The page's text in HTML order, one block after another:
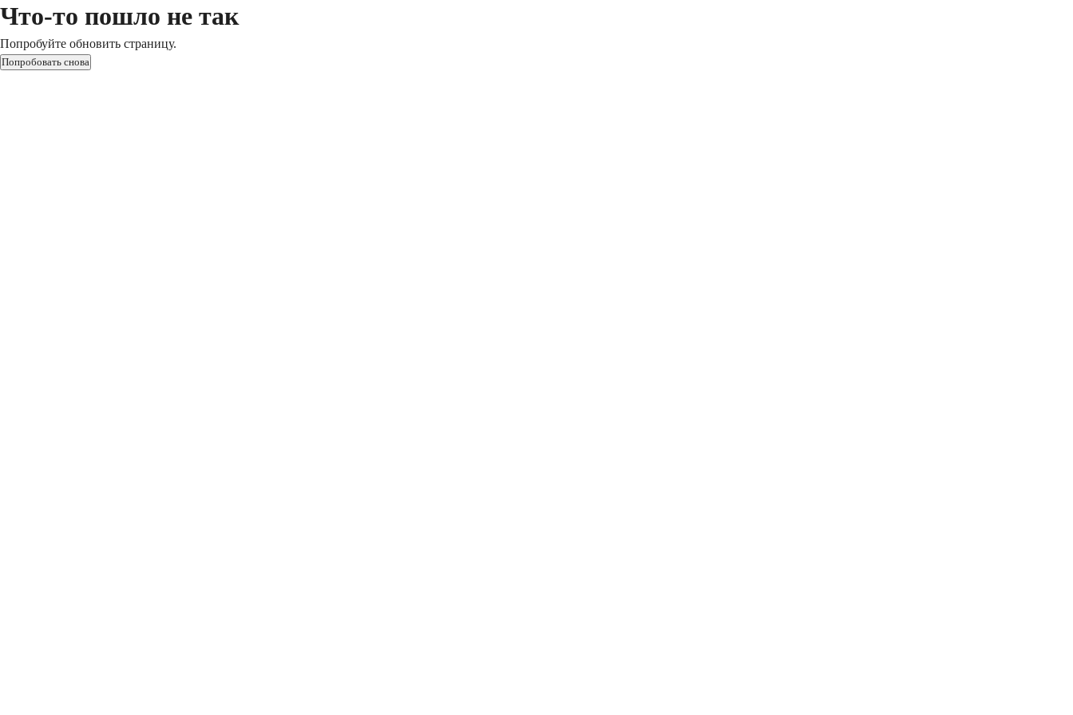
Что-то пошло не так
Попробуйте обновить страницу.
Попробовать снова